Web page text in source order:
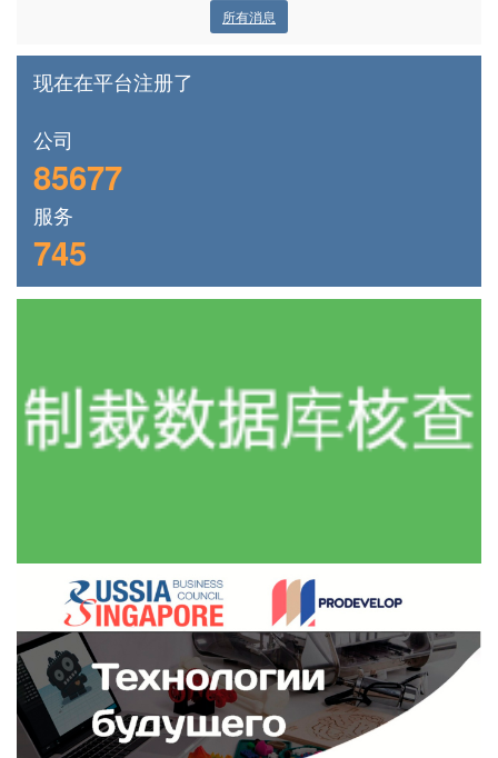
所有消息
现在在平台注册了
公司
85677
服务
745